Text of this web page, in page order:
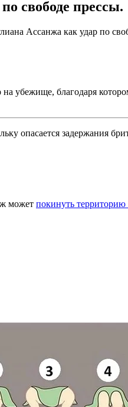
свободе прессы.
Ассанжа как удар по
убежище, благодаря
опасается задержания
может покинуть территорию